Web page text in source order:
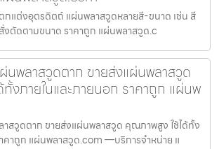
กแต่งอุตรดิตถ์ แผ่นพลาสวูดหลายสี-ขนาด เช่น สี
งตัดตามขนาด ราคาถูก แผ่นพลาสวูด.c
นพลาสวูดตาก ขายส่งแผ่นพลาสวูด
งภายในและภายนอก ราคาถูก แผ่นพ
าสวูดตาก ขายส่งแผ่นพลาสวูด คุณภาพสูง ใช้ได้ทั้ง
คาถูก แผ่นพลาสวูด.com —บริการจำหน่าย แ